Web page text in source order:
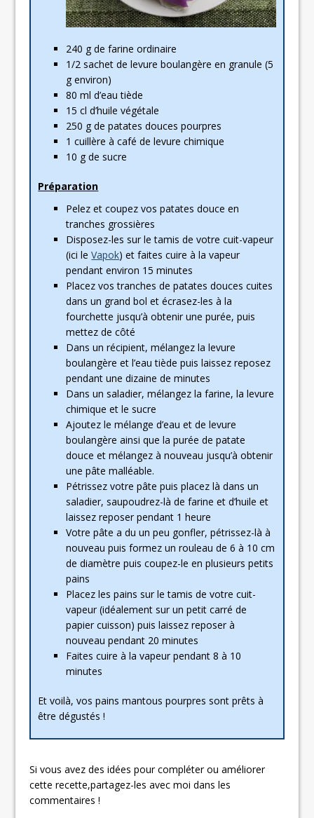
240 g de farine ordinaire
1/2 sachet de levure boulangère en granule (5
g environ)
80 ml d’eau tiède
15 cl d’huile végétale
250 g de patates douces pourpres
1 cuillère à café de levure chimique
10 g de sucre
Préparation
Pelez et coupez vos patates douce en
tranches grossières
Disposez-les sur le tamis de votre cuit-vapeur
(ici leVapok) et faites cuire à la vapeur
pendant environ 15 minutes
Placez vos tranches de patates douces cuites
dans un grand bol et écrasez-les à la
fourchette jusqu’à obtenir une purée, puis
mettez de côté
Dans un récipient, mélangez la levure
boulangère et l’eau tiède puis laissez reposez
pendant une dizaine de minutes
Dans un saladier, mélangez la farine, la levure
chimique et le sucre
Ajoutez le mélange d’eau et de levure
boulangère ainsi que la purée de patate
douce et mélangez à nouveau jusqu’à obtenir
une pâte malléable.
Pétrissez votre pâte puis placez là dans un
saladier, saupoudrez-là de farine et d’huile et
laissez reposer pendant 1 heure
Votre pâte a du un peu gonfler, pétrissez-là à
nouveau puis formez un rouleau de 6 à 10 cm
de diamètre puis coupez-le en plusieurs petits
pains
Placez les pains sur le tamis de votre cuit-
vapeur (idéalement sur un petit carré de
papier cuisson) puis laissez reposer à
nouveau pendant 20 minutes
Faites cuire à la vapeur pendant 8 à 10
minutes
Et voilà, vos pains mantous pourpres sont prêts à
être dégustés !
Si vous avez des idées pour compléter ou améliorer
cette recette,partagez-les avec moi dans les
commentaires !